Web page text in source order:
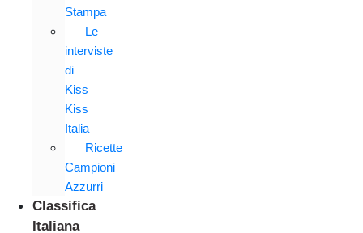
Stampa
Le
interviste
di
Kiss
Kiss
Italia
Ricette
Campioni
Azzurri
Classifica
Italiana